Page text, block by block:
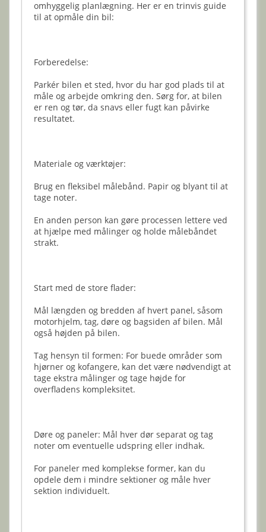
omhyggelig planlægning. Her er en trinvis guide
til at opmåle din bil:
Forberedelse:
Parkér bilen et sted, hvor du har god plads til at
måle og arbejde omkring den. Sørg for, at bilen
er ren og tør, da snavs eller fugt kan påvirke
resultatet.
Materiale og værktøjer:
Brug en fleksibel målebånd. Papir og blyant til at
tage noter.
En anden person kan gøre processen lettere ved
at hjælpe med målinger og holde målebåndet
strakt.
Start med de store flader:
Mål længden og bredden af hvert panel, såsom
motorhjelm, tag, døre og bagsiden af bilen. Mål
også højden på bilen.
Tag hensyn til formen: For buede områder som
hjørner og kofangere, kan det være nødvendigt at
tage ekstra målinger og tage højde for
overfladens kompleksitet.
Døre og paneler: Mål hver dør separat og tag
noter om eventuelle udspring eller indhak.
For paneler med komplekse former, kan du
opdele dem i mindre sektioner og måle hver
sektion individuelt.